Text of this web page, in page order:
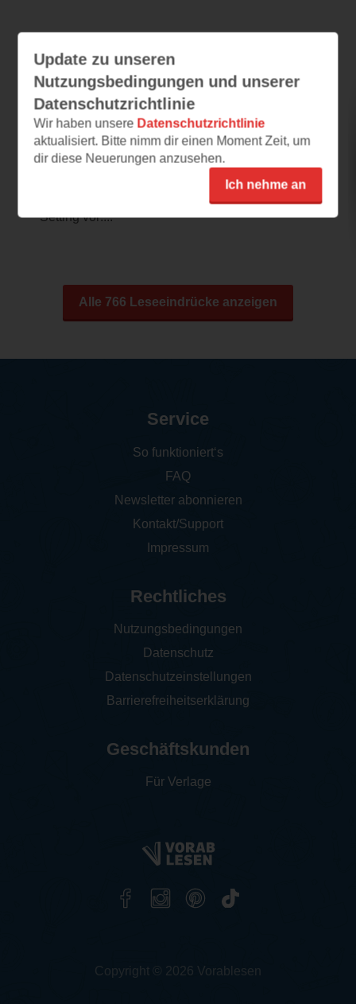
Dracula & Töchter
05.08.2026 – 16:27
ganz neuer Ansatz, spannend!
Allein schon das Cover begeistert mich, denn
genauso stelle ich mir ein Vampirroman-
Setting vor:...
Alle 766 Leseeindrücke anzeigen
Update zu unseren
Nutzungsbedingungen und unserer
Datenschutzrichtlinie
Wir haben unsere Datenschutzrichtlinie
aktualisiert. Bitte nimm dir einen Moment Zeit, um
dir diese Neuerungen anzusehen.
Ich nehme an
Service
So funktioniert‘s
FAQ
Newsletter abonnieren
Kontakt/Support
Impressum
Rechtliches
Nutzungsbedingungen
Datenschutz
Datenschutzeinstellungen
Barrierefreiheitserklärung
Geschäftskunden
Für Verlage
Copyright © 2026 Vorablesen